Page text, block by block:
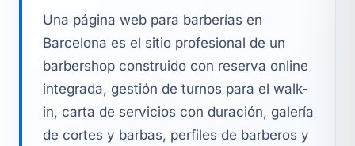
Una página web para barberías en
Barcelona es el sitio profesional de un
barbershop construido con reserva online
integrada, gestión de turnos para el walk-
in, carta de servicios con duración, galería
de cortes y barbas, perfiles de barberos y